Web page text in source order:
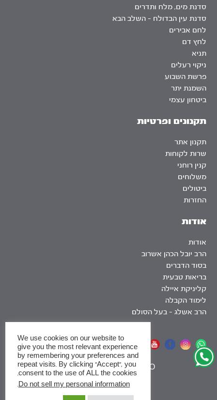
אודות
אודות
הרב יובל הכהן אשרוב
בסוד הדברים
בריאות טבעית
קליניקת איילה
לימוד הקבלה
הרב אשלג – בעל הסולם
סדנת מים, מלח ותדרים
סדנת עין הבדולח – השלב הבא
לחם אבירים
לחץ דם
תניא
ניקוי רעלים
פרשת השבוע
השמנת יתר
ביטחון עצמי
תקנונים ופרטיות
תקנון אתר
שרות לקוחות
קנין רוחני
משלוחים
ביטולים
החזרות
אתר שומר שבת
SEO
|
We use cookies on our website to
give you the most relevant experience
by remembering your preferences and
repeat visits. By clicking “Accept”, you
consent to the use of ALL the cookies.
Do not sell my personal information
x